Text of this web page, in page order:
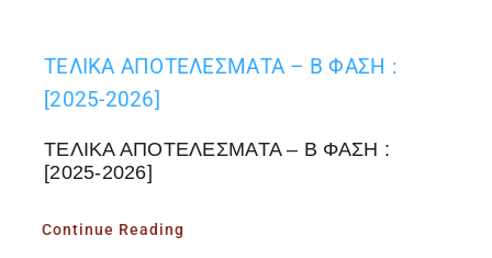
ΤΕΛΙΚΑ ΑΠΟΤΕΛΕΣΜΑΤΑ – Β ΦΑΣΗ :
[2025-2026]
ΤΕΛΙΚΑ ΑΠΟΤΕΛΕΣΜΑΤΑ – Β ΦΑΣΗ :
[2025-2026]
Continue Reading